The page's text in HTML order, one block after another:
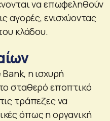
να επωφεληθούν
αγορές, ενισχύοντας
κλάδου.
η ισχυρή
σταθερό εποπτικό
τράπεζες να
όπως η οργανική